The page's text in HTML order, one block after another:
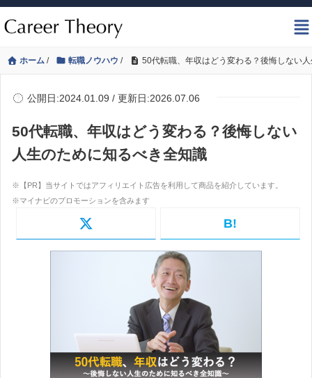
ホーム / 転職ノウハウ / 50代転職、年収はどう変わる？後悔しない
公開日:2024.01.09 / 更新日:2026.07.06
50代転職、年収はどう変わる？後悔しない
人生のために知るべき全知識
B!